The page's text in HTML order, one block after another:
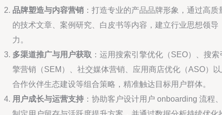
品牌塑造与内容营销 ：打造专业的产品品牌形象，通过高质
的技术文章、案例研究、白皮书等内容，建立行业思想领导
力。
多渠道推广与用户获取 ：运用搜索引擎优化（SEO）、搜索
擎营销（SEM）、社交媒体营销、应用商店优化（ASO）
合作伙伴生态建设等组合策略，精准触达目标用户群体。
用户成长与运营支持 ：协助客户设计用户 onboarding 流程